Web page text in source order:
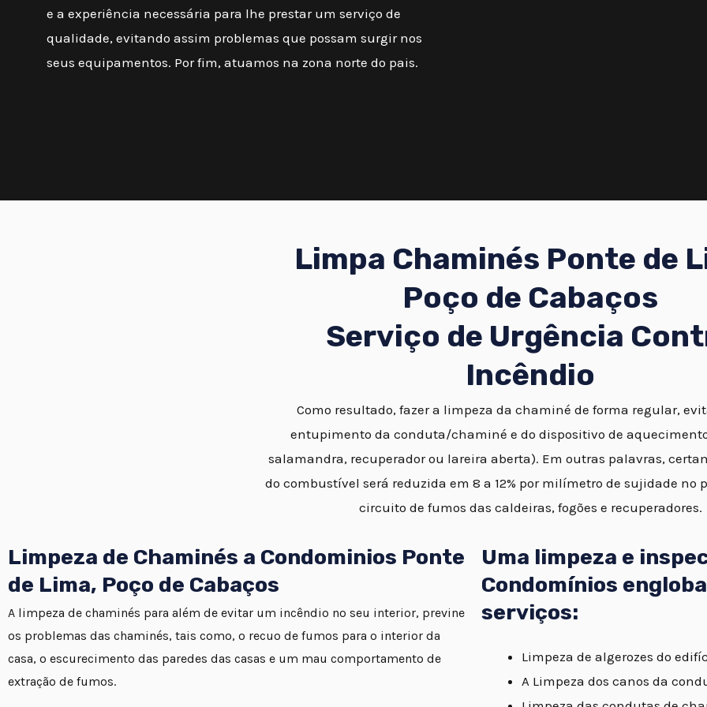
e a experiência necessária para lhe prestar um serviço de
qualidade, evitando assim problemas que possam surgir nos
seus equipamentos. Por fim, atuamos na zona norte do pais.
Limpa Chaminés Ponte de
Poço de Cabaços
Serviço de Urgência
Incêndio
Como resultado, fazer a limpeza da chaminé de forma regular,
entupimento da conduta/chaminé e do dispositivo de
salamandra, recuperador ou lareira aberta). Em outras palavras,
do combustível será reduzida em 8 a 12% por milímetro de sujidade no
circuito de fumos das caldeiras, fogões e recuperadores.
Limpeza de Chaminés a Condominios Ponte
de Lima, Poço de Cabaços
A limpeza de chaminés para além de evitar um incêndio no seu interior, previne
os problemas das chaminés, tais como, o recuo de fumos para o interior da
casa, o escurecimento das paredes das casas e um mau comportamento de
extração de fumos.
Uma limpeza e
Condomínios
serviços:
Limpeza de algerozes do
A Limpeza dos canos da